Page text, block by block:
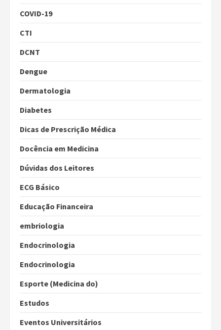
COVID-19
CTI
DCNT
Dengue
Dermatologia
Diabetes
Dicas de Prescrição Médica
Docência em Medicina
Dúvidas dos Leitores
ECG Básico
Educação Financeira
embriologia
Endocrinologia
Endocrinologia
Esporte (Medicina do)
Estudos
Eventos Universitários